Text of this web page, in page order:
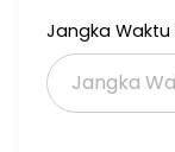
Jangka